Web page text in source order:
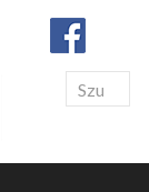
Search